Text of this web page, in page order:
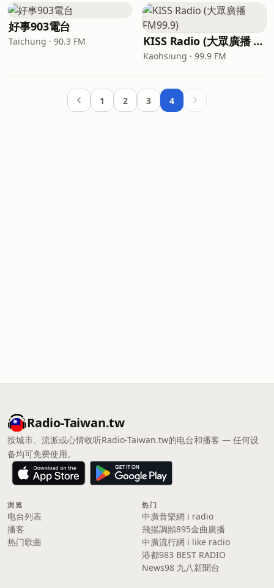
好事903電台
Taichung · 90.3 FM KISS Radio (大眾廣播 FM99.9)
Kaohsiung · 99.9 FM
1 2 3 4
Radio-Taiwan.tw
按城市、流派或心情收听Radio-Taiwan.tw的电台和播客 — 任何设
备均可免费使用。
浏览
电台列表
播客
热门歌曲
热门
中廣音樂網 i radio
飛揚調頻895金曲廣播
中廣流行網 i like radio
港都983 BEST RADIO
News98 九八新聞台